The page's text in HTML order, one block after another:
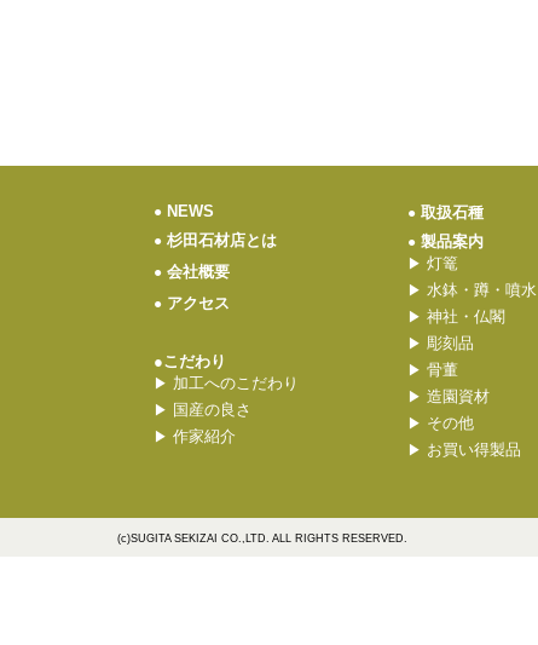
● NEWS
● 杉田石材店とは
● 会社概要
● アクセス
●こだわり
▶ 加工へのこだわり
▶ 国産の良さ
▶ 作家紹介
● 取扱石種
● 製品案内
▶ 灯篭
▶ 水鉢・蹲・噴水
▶ 神社・仏閣
▶ 彫刻品
▶ 骨董
▶ 造園資材
▶ その他
▶ お買い得製品
(c)SUGITA SEKIZAI CO.,LTD. ALL RIGHTS RESERVED.